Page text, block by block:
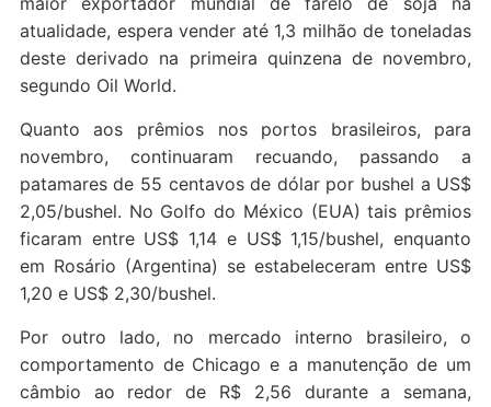
atualidade, espera vender até 1,3 milhão de toneladas
deste derivado na primeira quinzena de novembro,
segundo Oil World.
Quanto aos prêmios nos portos brasileiros, para
novembro, continuaram recuando, passando a
patamares de 55 centavos de dólar por bushel a US$
2,05/bushel. No Golfo do México (EUA) tais prêmios
ficaram entre US$ 1,14 e US$ 1,15/bushel, enquanto
em Rosário (Argentina) se estabeleceram entre US$
1,20 e US$ 2,30/bushel.
Por outro lado, no mercado interno brasileiro, o
comportamento de Chicago e a manutenção de um
câmbio ao redor de R$ 2,56 durante a semana,